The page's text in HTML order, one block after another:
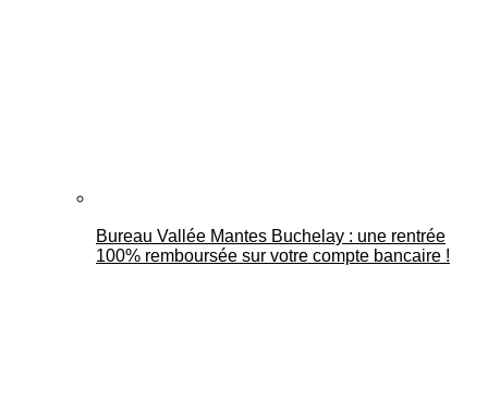
Bureau Vallée Mantes Buchelay : une rentrée
100% remboursée sur votre compte bancaire !